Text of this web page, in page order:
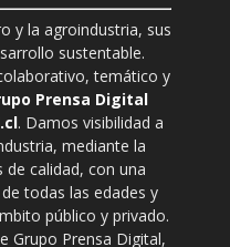
y la agroindustria, sus
sustentable.
temático y
Prensa Digital
. Damos visibilidad a
mediante la
calidad, con una
todas las edades y
público y privado.
Grupo Prensa Digital,